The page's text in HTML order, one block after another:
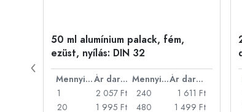
50 ml alumínium palack, fém,
ezüst, nyílás: DIN 32
Mennyiség Ár darabonként Mennyiség
Ár darabonként
1
2 057 Ft
20
1 995 Ft
240
1 611 Ft
480
1 499 Ft